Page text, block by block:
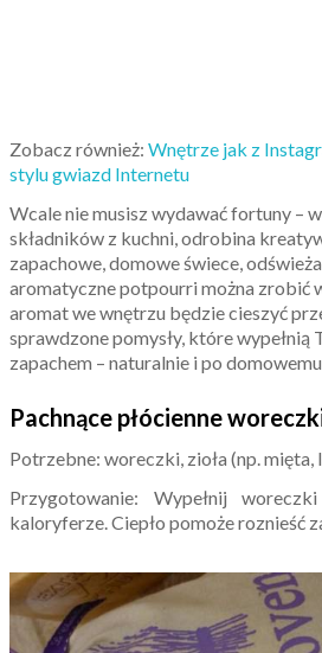
Zobacz również: Wnętrze jak z
stylu gwiazd Internetu
Wcale nie musisz wydawać fortuny –
składników z kuchni, odrobina
zapachowe, domowe świece,
aromatyczne potpourri można zrobić
aromat we wnętrzu będzie cieszyć
sprawdzone pomysły, które
zapachem – naturalnie i po
Pachnące płócienne
Potrzebne: woreczki, zioła (np. mięta,
Przygotowanie: Wypełnij
kaloryferze. Ciepło pomoże roznieść